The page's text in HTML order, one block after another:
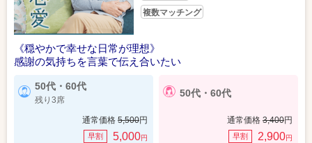
複数マッチング
《穏やかで幸せな日常が理想》
感謝の気持ちを言葉で伝え合いたい
50代・60代
残り3席
通常価格 5,500円
早割 5,000円
50代・60代
通常価格 3,400円
早割 2,900円